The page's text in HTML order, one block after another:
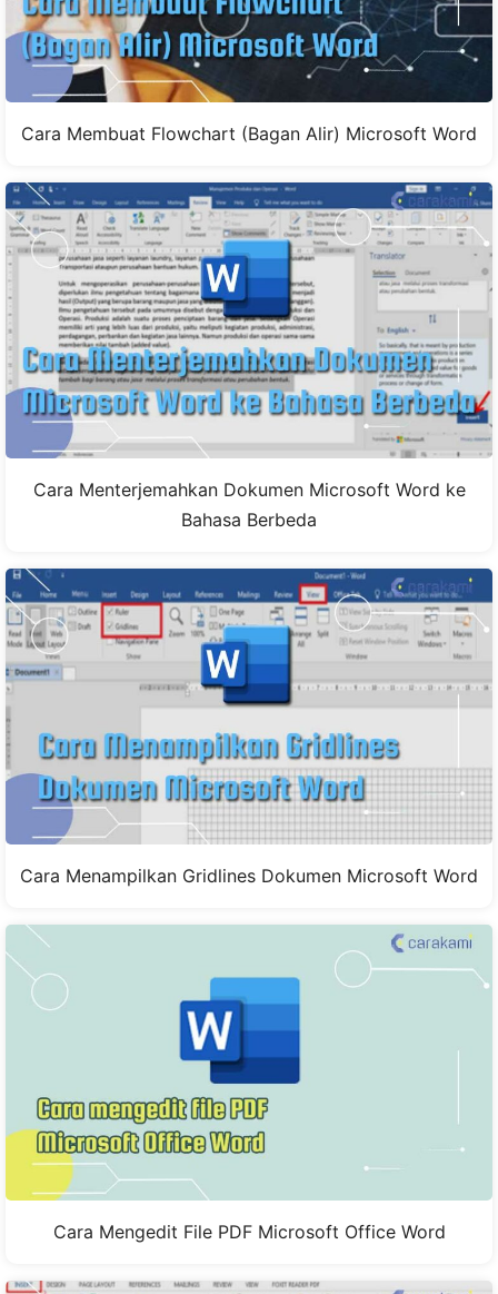
Cara Membuat Flowchart (Bagan Alir) Microsoft Word
Cara Menterjemahkan Dokumen Microsoft Word ke
Bahasa Berbeda
Cara Menampilkan Gridlines Dokumen Microsoft Word
Cara Mengedit File PDF Microsoft Office Word